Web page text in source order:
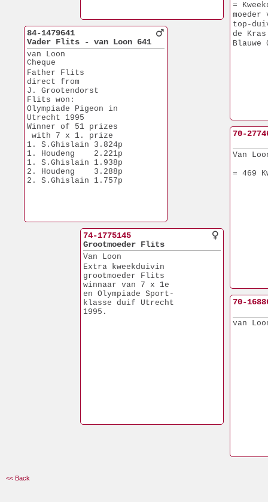
84-1479641
Vader Flits - van Loon 641
van Loon
Cheque
Father Flits
direct from
J. Grootendorst
Flits won:
Olympiade Pigeon in
Utrecht 1995
Winner of 51 prizes
with 7 x 1. prize
1. S.Ghislain 3.824p
1. Houdeng    2.221p
1. S.Ghislain 1.938p
2. Houdeng    3.288p
2. S.Ghislain 1.757p
74-1775145
Grootmoeder Flits
Van Loon
Extra kweekduivin
grootmoeder Flits
winnaar van 7 x 1e
en Olympiade Sport-
klasse duif Utrecht
1995.
=
top-
de
Blauwe
70-
Van
= 469
70-
van
<< Back